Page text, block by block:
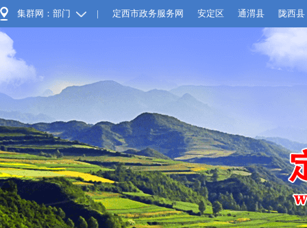
集群网：部门 | 定西市政务服务网 安定区 通渭县 陇西县